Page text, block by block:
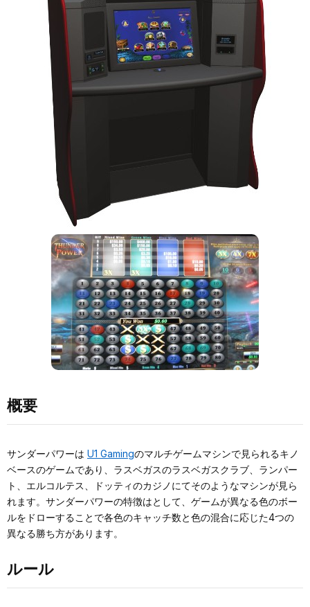
概要
サンダーパワーは U1 Gamingのマルチゲームマシンで見られるキノ
ベースのゲームであり、ラスベガスのラスベガスクラブ、ランパー
ト、エルコルテス、ドッティのカジノにてそのようなマシンが見ら
れます。サンダーパワーの特徴はとして、ゲームが異なる色のボー
ルをドローすることで各色のキャッチ数と色の混合に応じた4つの
異なる勝ち方があります。
ルール